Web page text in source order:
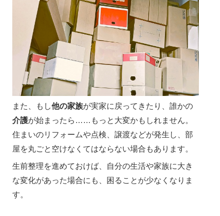
また、もし他の家族が実家に戻ってきたり、誰かの
介護が始まったら……もっと大変かもしれません。
住まいのリフォームや点検、譲渡などが発生し、部
屋を丸ごと空けなくてはならない場合もあります。
生前整理を進めておけば、自分の生活や家族に大き
な変化があった場合にも、困ることが少なくなりま
す。